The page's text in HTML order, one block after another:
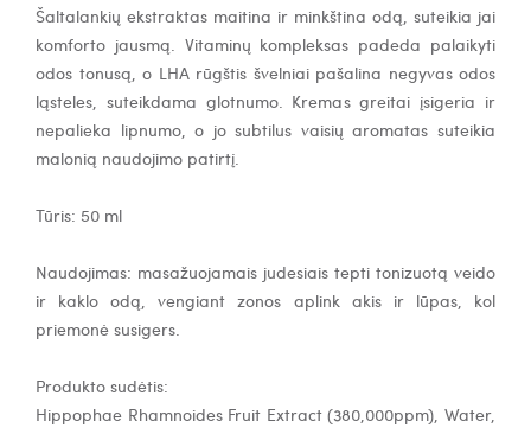
Šaltalankių ekstraktas maitina ir minkština odą, suteikia jai
komforto jausmą. Vitaminų kompleksas padeda palaikyti
odos tonusą, o LHA rūgštis švelniai pašalina negyvas odos
ląsteles, suteikdama glotnumo. Kremas greitai įsigeria ir
nepalieka lipnumo, o jo subtilus vaisių aromatas suteikia
malonią naudojimo patirtį.
Tūris: 50 ml
Naudojimas: masažuojamais judesiais tepti tonizuotą veido
ir kaklo odą, vengiant zonos aplink akis ir lūpas, kol
priemonė susigers.
Produkto sudėtis:
Hippophae Rhamnoides Fruit Extract (380,000ppm), Water,